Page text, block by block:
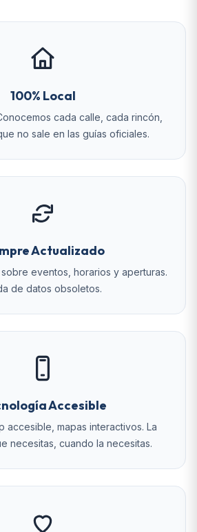
100% Local
cada calle, cada rincón,
no sale en las guías oficiales.
Actualizado
eventos, horarios y aperturas.
de datos obsoletos.
Accesible
accesible, mapas interactivos. La
necesitas, cuando la necesitas.